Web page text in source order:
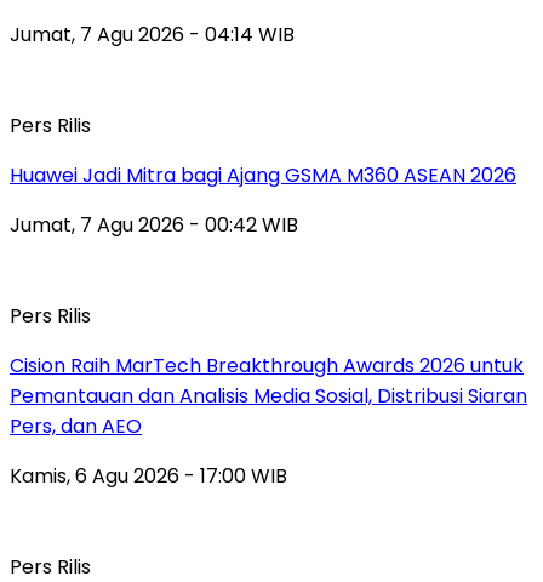
Jumat, 7 Agu 2026 - 04:14 WIB
Pers Rilis
Huawei Jadi Mitra bagi Ajang GSMA M360 ASEAN 2026
Jumat, 7 Agu 2026 - 00:42 WIB
Pers Rilis
Cision Raih MarTech Breakthrough Awards 2026 untuk
Pemantauan dan Analisis Media Sosial, Distribusi Siaran
Pers, dan AEO
Kamis, 6 Agu 2026 - 17:00 WIB
Pers Rilis